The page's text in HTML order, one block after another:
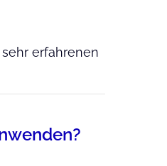
erfahrenen